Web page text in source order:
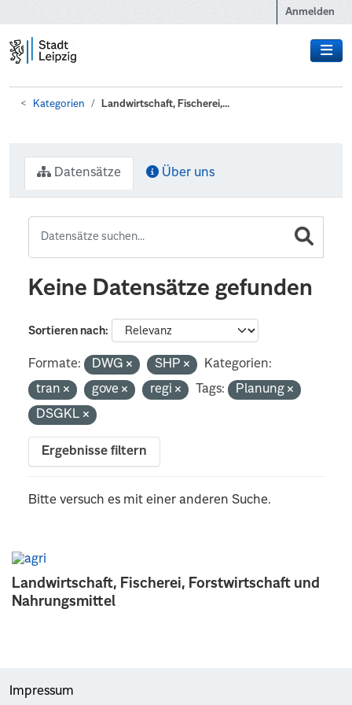
Anmelden
Kategorien Landwirtschaft, Fischerei,...
Landwirtschaft, Fischerei, Forstwirtschaft und
Nahrungsmittel
Datensätze Über uns
Keine Datensätze gefunden
Sortieren nach
Formate: DWG SHP
Kategorien:
tran
gove regi Tags:
Planung
DSGKL
Ergebnisse filtern
Bitte versuch es mit einer anderen Suche.
Impressum